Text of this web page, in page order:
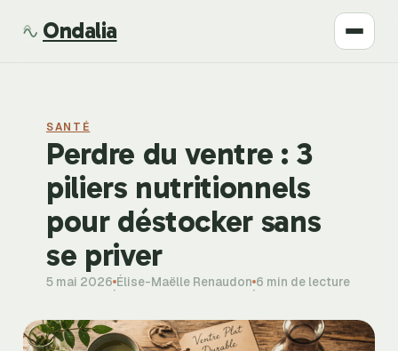
Ondalia
Beauté
Développement
Mode
Bien-être
SANTÉ
Perdre du ventre : 3
piliers nutritionnels
pour déstocker sans
se priver
5 mai 2026·Élise-Maëlle Renaudon·6 min de lecture